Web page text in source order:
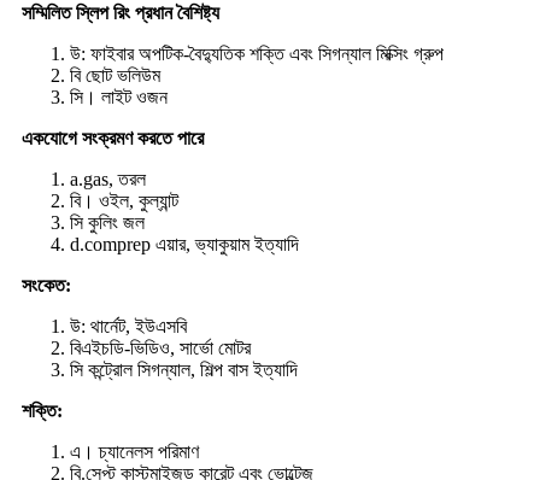
সম্মিলিত স্লিপ রিং প্রধান বৈশিষ্ট্য
উ: ফাইবার অপটিক-বৈদ্যুতিক শক্তি এবং সিগন্যাল মিক্সিং গ্রুপ
বি ছোট ভলিউম
সি। লাইট ওজন
একযোগে সংক্রমণ করতে পারে
a.gas, তরল
বি। ওইল, কুল্যান্ট
সি কুলিং জল
d.comprep এয়ার, ভ্যাকুয়াম ইত্যাদি
সংকেত:
উ: থার্নেট, ইউএসবি
বিএইচডি-ভিডিও, সার্ভো মোটর
সি কন্ট্রোল সিগন্যাল, শিল্প বাস ইত্যাদি
শক্তি:
এ। চ্যানেলস পরিমাণ
বি.সেপ্ট কাস্টমাইজড কারেন্ট এবং ভোল্টেজ